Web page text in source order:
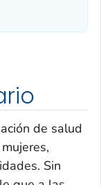
de salud
Sin